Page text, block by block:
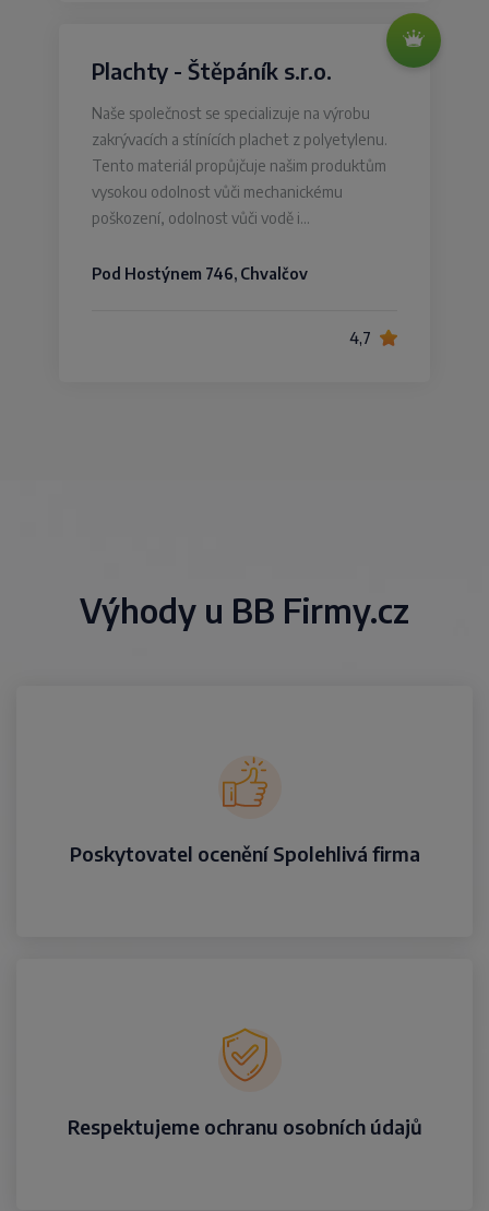
Plachty - Štěpáník s.r.o.
Naše společnost se specializuje na výrobu
zakrývacích a stínících plachet z polyetylenu.
Tento materiál propůjčuje našim produktům
vysokou odolnost vůči mechanickému
poškození, odolnost vůči vodě i…
Pod Hostýnem 746, Chvalčov
4,7
Výhody u BB Firmy.cz
Poskytovatel ocenění Spolehlivá firma
Respektujeme ochranu osobních údajů